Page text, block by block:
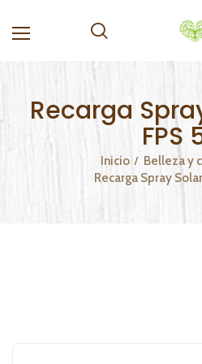
Recarga
FPS
Inicio
Belleza y
Recarga Spray